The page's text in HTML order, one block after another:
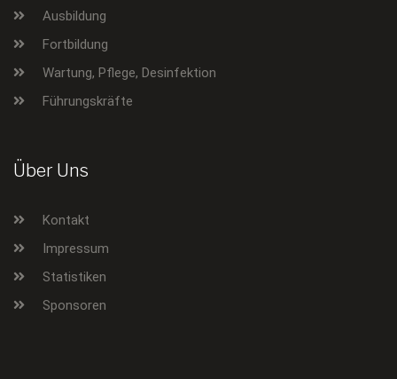
Ausbildung
Fortbildung
Wartung, Pflege, Desinfektion
Führungskräfte
Über Uns
Kontakt
Impressum
Statistiken
Sponsoren